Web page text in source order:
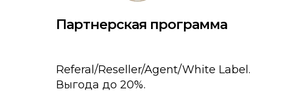
Referal/Reseller/Agent/White Label.
Выгода до 20%.
Партнерская программа